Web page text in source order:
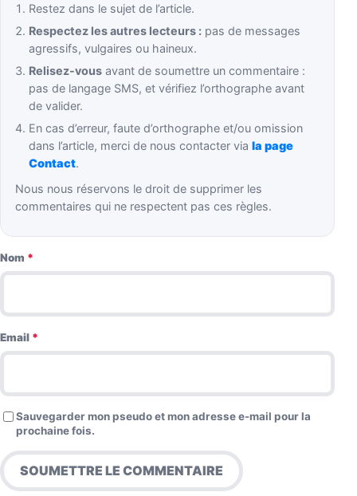
Restez dans le sujet de l’article.
Respectez les autres lecteurs : pas de messages
agressifs, vulgaires ou haineux.
Relisez-vous avant de soumettre un commentaire :
pas de langage SMS, et vérifiez l’orthographe avant
de valider.
En cas d’erreur, faute d’orthographe et/ou omission
dans l’article, merci de nous contacter viala page
Contact.
Nous nous réservons le droit de supprimer les
commentaires qui ne respectent pas ces règles.
Nom *
Email *
Sauvegarder mon pseudo et mon adresse e-mail pour la
prochaine fois.